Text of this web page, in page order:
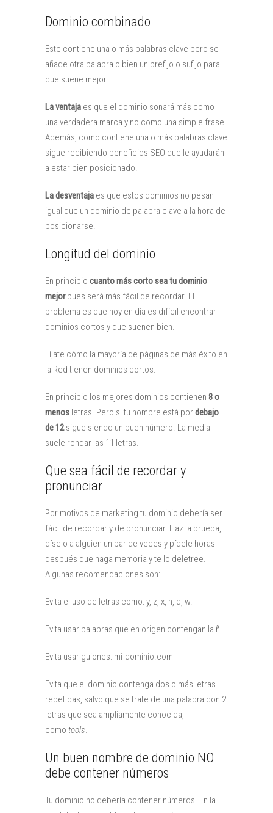
Dominio combinado
Este contiene una o más palabras clave pero se
añade otra palabra o bien un prefijo o sufijo para
que suene mejor.
La ventaja es que el dominio sonará más como
una verdadera marca y no como una simple frase.
Además, como contiene una o más palabras clave
sigue recibiendo beneficios SEO que le ayudarán
a estar bien posicionado.
La desventaja es que estos dominios no pesan
igual que un dominio de palabra clave a la hora de
posicionarse.
Longitud del dominio
En principio cuanto más corto sea tu dominio
mejorpues será más fácil de recordar. El
problema es que hoy en día es difícil encontrar
dominios cortos y que suenen bien.
Fíjate cómo la mayoría de páginas de más éxito en
la Red tienen dominios cortos.
En principio los mejores dominios contienen 8 o
menos letras. Pero si tu nombre está pordebajo
de 12sigue siendo un buen número. La media
suele rondar las 11 letras.
Que sea fácil de recordar y
pronunciar
Por motivos de marketing tu dominio debería ser
fácil de recordar y de pronunciar. Haz la prueba,
díselo a alguien un par de veces y pídele horas
después que haga memoria y te lo deletree.
Algunas recomendaciones son:
Evita el uso de letras como: y, z, x, h, q, w.
Evita usar palabras que en origen contengan la ñ.
Evita usar guiones: mi-dominio.com
Evita que el dominio contenga dos o más letras
repetidas, salvo que se trate de una palabra con 2
letras que sea ampliamente conocida,
como tools.
Un buen nombre de dominio NO
debe contener números
Tu dominio no debería contener números. En la